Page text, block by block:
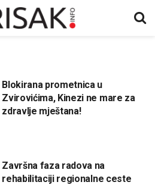
Blokirana prometnica u
Zvirovićima, Kinezi ne mare za
zdravlje mještana!
Završna faza radova na
rehabilitaciji regionalne ceste